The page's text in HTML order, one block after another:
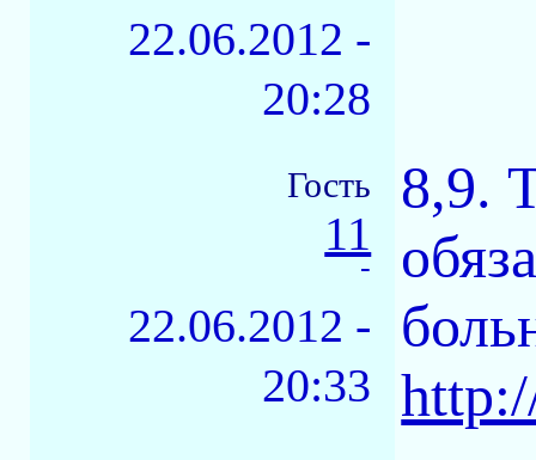
22.06.2012 -
20:28
Гость
11
-
22.06.2012 -
20:33
8,9.